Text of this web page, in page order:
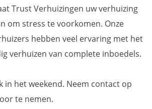
Trust Verhuizingen uw verhuizing
om stress te voorkomen. Onze
hebben veel ervaring met het
verhuizen van complete inboedels.
in het weekend. Neem contact op
te nemen.